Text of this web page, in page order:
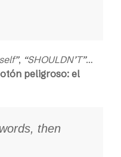
, “SHOULDN’T”…
peligroso: el
then